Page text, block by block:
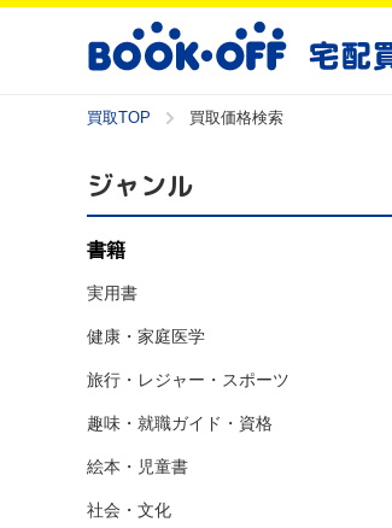
買取TOP 買取価格検索
ジャンル
書籍
実用書
健康・家庭医学
旅行・レジャー・スポーツ
趣味・就職ガイド・資格
絵本・児童書
社会・文化